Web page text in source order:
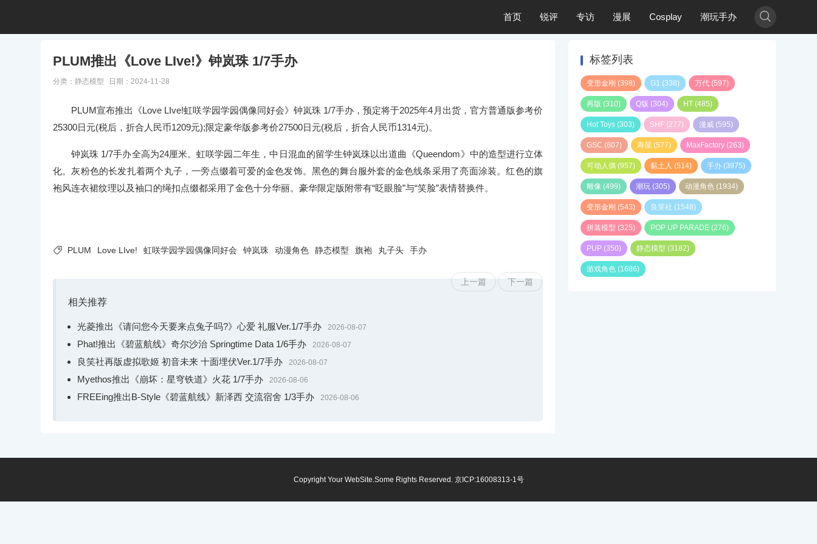
首页 锐评 专访 漫展 Cosplay 潮玩手办 
PLUM推出《Love LIve!》钟岚珠 1/7手办
分类： 静态模型 日期：2024-11-28
PLUM宣布推出《Love LIve!虹咲学园学园偶像同好会》钟岚珠 1/7手办，预定将于2025年4月出货，官方普通版参考价
25300日元(税后，折合人民币1209元);限定豪华版参考价27500日元(税后，折合人民币1314元)。
钟岚珠 1/7手办全高为24厘米。虹咲学园二年生，中日混血的留学生钟岚珠以出道曲《Queendom》中的造型进行立体
化。灰粉色的长发扎着两个丸子，一旁点缀着可爱的金色发饰。黑色的舞台服外套的金色线条采用了亮面涂装。红色的旗
袍风连衣裙纹理以及袖口的绳扣点缀都采用了金色十分华丽。豪华限定版附带有“眨眼脸”与“笑脸”表情替换件。
 PLUM Love LIve! 虹咲学园学园偶像同好会 钟岚珠 动漫角色 静态模型 旗袍 丸子头 手办
上一篇 下一篇
相关推荐
光菱推出《请问您今天要来点兔子吗?》心爱 礼服Ver.1/7手办 2026-08-07
Phat!推出《碧蓝航线》奇尔沙治 Springtime Data 1/6手办 2026-08-07
良笑社再版虚拟歌姬 初音未来 十面埋伏Ver.1/7手办 2026-08-07
Myethos推出《崩坏：星穹铁道》火花 1/7手办 2026-08-06
FREEing推出B-Style《碧蓝航线》新泽西 交流宿舍 1/3手办 2026-08-06
标签列表
变形金刚 (398) G1 (338) 万代 (597)
再版 (310) Q版 (304) HT (485)
Hot Toys (303) SHF (277) 漫威 (595)
GSC (607) 寿屋 (577) MaxFactory (263)
可动人偶 (957) 黏土人 (514) 手办 (3975)
雕像 (499) 潮玩 (305) 动漫角色 (1934)
变形金刚 (543) 良笑社 (1548)
拼装模型 (325) POP UP PARADE (276)
PUP (350) 静态模型 (3182)
游戏角色 (1686)
Copyright Your WebSite.Some Rights Reserved. 京ICP:16008313-1号